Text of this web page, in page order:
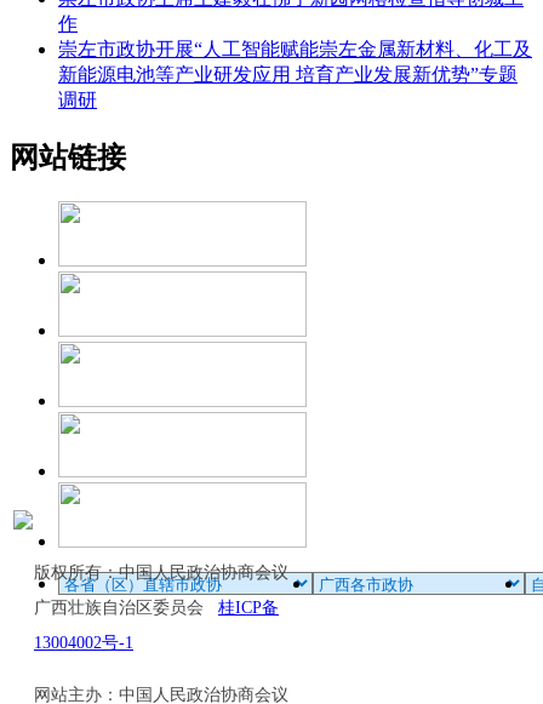
作
崇左市政协开展“人工智能赋能崇左金属新材料、化工及
新能源电池等产业研发应用 培育产业发展新优势”专题
调研
网站链接
版权所有：中国人民政治协商会议
广西壮族自治区委员会 桂ICP备
13004002号-1
网站主办：中国人民政治协商会议